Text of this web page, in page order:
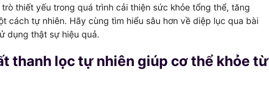
thiết yếu trong quá trình cải thiện sức khỏe tổng thể, tăng
cách tự nhiên. Hãy cùng tìm hiểu sâu hơn về diệp lục qua bài
dụng thật sự hiệu quả.
thanh lọc tự nhiên giúp cơ thể khỏe từ